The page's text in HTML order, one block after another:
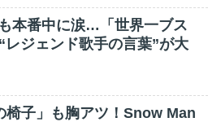
本番中に涙…「世界一ブス
ジェンド歌手の言葉”が大
椅子」も胸アツ！Snow Man